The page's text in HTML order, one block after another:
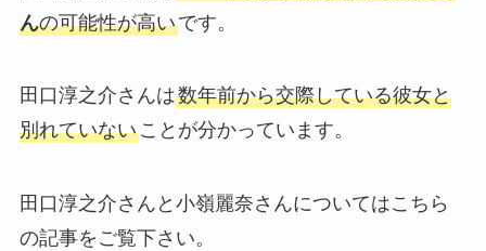
んの可能性が高いです。
田口淳之介さんは数年前から交際している彼女と
別れていないことが分かっています。
田口淳之介さんと小嶺麗奈さんについてはこちら
の記事をご覧下さい。